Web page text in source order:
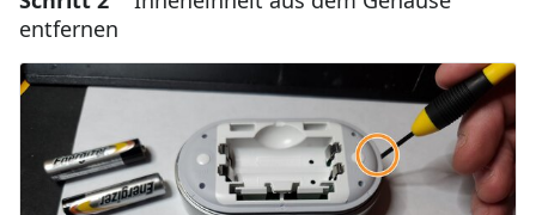
Kommentar hinzufügen
Abbrechen Kommentieren
entfernen